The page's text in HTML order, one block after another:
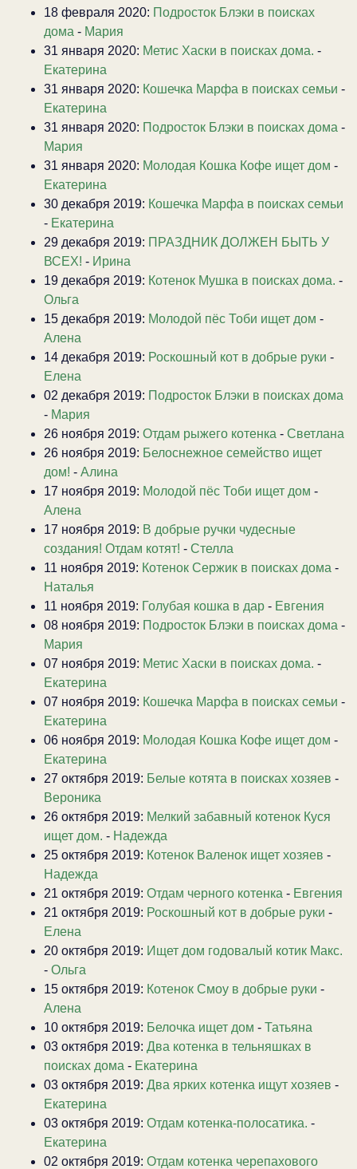
18 февраля 2020: Подросток Блэки в поисках
дома - Мария
31 января 2020: Метис Хаски в поисках дома. -
Екатерина
31 января 2020: Кошечка Марфа в поисках семьи -
Екатерина
31 января 2020: Подросток Блэки в поисках дома -
Мария
31 января 2020: Молодая Кошка Кофе ищет дом -
Екатерина
30 декабря 2019: Кошечка Марфа в поисках семьи
- Екатерина
29 декабря 2019: ПРАЗДНИК ДОЛЖЕН БЫТЬ У
ВСЕХ! - Ирина
19 декабря 2019: Котенок Мушка в поисках дома. -
Ольга
15 декабря 2019: Молодой пёс Тоби ищет дом -
Алена
14 декабря 2019: Роскошный кот в добрые руки -
Елена
02 декабря 2019: Подросток Блэки в поисках дома
- Мария
26 ноября 2019: Отдам рыжего котенка - Светлана
26 ноября 2019: Белоснежное семейство ищет
дом! - Алина
17 ноября 2019: Молодой пёс Тоби ищет дом -
Алена
17 ноября 2019: В добрые ручки чудесные
создания! Отдам котят! - Стелла
11 ноября 2019: Котенок Сержик в поисках дома -
Наталья
11 ноября 2019: Голубая кошка в дар - Евгения
08 ноября 2019: Подросток Блэки в поисках дома -
Мария
07 ноября 2019: Метис Хаски в поисках дома. -
Екатерина
07 ноября 2019: Кошечка Марфа в поисках семьи -
Екатерина
06 ноября 2019: Молодая Кошка Кофе ищет дом -
Екатерина
27 октября 2019: Белые котята в поисках хозяев -
Вероника
26 октября 2019: Мелкий забавный котенок Куся
ищет дом. - Надежда
25 октября 2019: Котенок Валенок ищет хозяев -
Надежда
21 октября 2019: Отдам черного котенка - Евгения
21 октября 2019: Роскошный кот в добрые руки -
Елена
20 октября 2019: Ищет дом годовалый котик Макс.
- Ольга
15 октября 2019: Котенок Смоу в добрые руки -
Алена
10 октября 2019: Белочка ищет дом - Татьяна
03 октября 2019: Два котенка в тельняшках в
поисках дома - Екатерина
03 октября 2019: Два ярких котенка ищут хозяев -
Екатерина
03 октября 2019: Отдам котенка-полосатика. -
Екатерина
02 октября 2019: Отдам котенка черепахового